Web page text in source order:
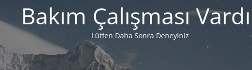
Bakım Çalışması
Lütfen Daha Sonra Deneyiniz